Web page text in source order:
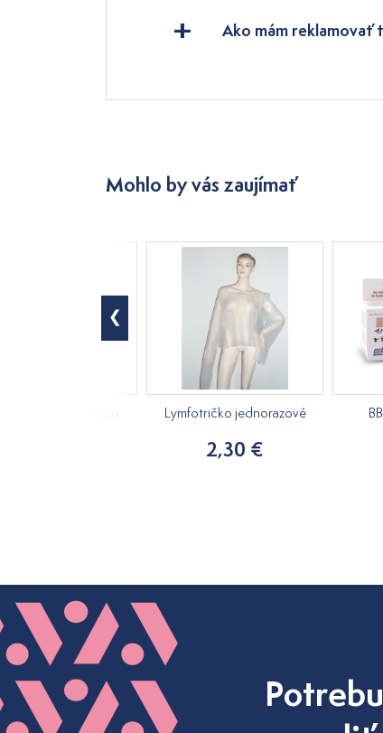
Ako mám reklamovať
Mohlo by vás zaujímať
Lymfotričko jednorazové
2,30 €